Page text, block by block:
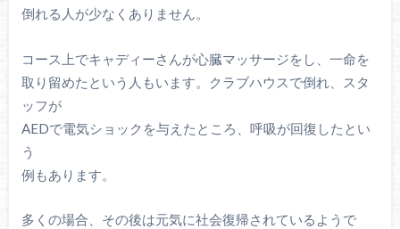
倒れる人が少なくありません。
コース上でキャディーさんが心臓マッサージをし、一命を
取り留めたという人もいます。クラブハウスで倒れ、スタ
ッフが
AEDで電気ショックを与えたところ、呼吸が回復したとい
う
例もあります。
多くの場合、その後は元気に社会復帰されているようで